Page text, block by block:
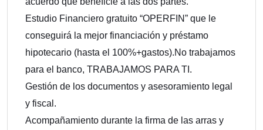
Estudio Financiero gratuito “OPERFIN” que le
conseguirá la mejor financiación y préstamo
hipotecario (hasta el 100%+gastos).No trabajamos
para el banco, TRABAJAMOS PARA TI.
Gestión de los documentos y asesoramiento legal
y fiscal.
Acompañamiento durante la firma de las arras y